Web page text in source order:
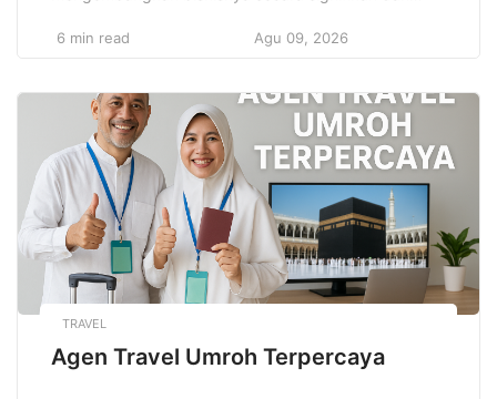
pasar yang semakin ketat. Menentukan target pasar
langkah awal, tetapi juga membuka banyak peluang
bisnis baru yang sebelumnya mungkin tidak terlihat
[…]
6 min read Agu 09, 2026
TRAVEL
Agen Travel Umroh Terpercaya